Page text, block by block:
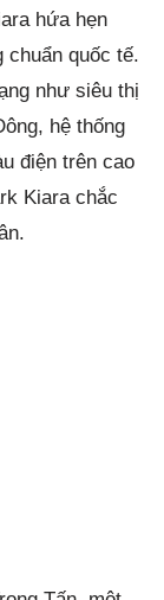
hứa hẹn
chuẩn quốc tế.
như siêu thị
hệ thống
điện trên cao
Kiara chắc